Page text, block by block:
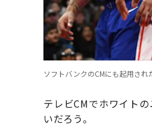
ソフトバンクのCMにも起用され
テレビCMでホワイト
いだろう。